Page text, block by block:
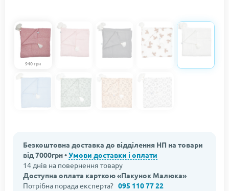
940 грн
Безкоштовна доставка до відділення НП на товари
від 7000грн •Умови доставки і оплати
14 днів на повернення товару
Доступна оплата карткою «Пакунок Малюка»
Потрібна порада експерта? 095 110 77 22